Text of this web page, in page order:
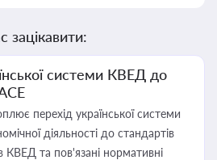
зацікавити:
системи КВЕД до
перехід української системи
діяльності до стандартів
КВЕД та пов'язані нормативні